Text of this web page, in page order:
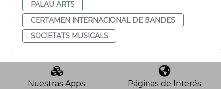
PALAU ARTS
CERTAMEN INTERNACIONAL DE BANDES
SOCIETATS MUSICALS
Nuestras Apps
Páginas de Interés